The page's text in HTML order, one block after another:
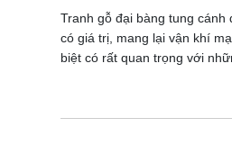
Tranh gỗ đại bàng tung
có giá trị, mang lại vận khí
biệt có rất quan trọng với